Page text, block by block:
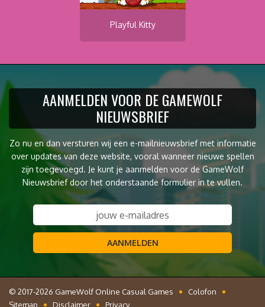
Playful Kitty
AANMELDEN VOOR DE GAMEWOLF
NIEUWSBRIEF
Zo nu en dan versturen wij een e-mailnieuwsbrief met informatie
over updates van deze website, vooral wanneer nieuwe spellen
zijn toegevoegd. Je kunt je aanmelden voor de GameWolf
Nieuwsbrief door het onderstaande formulier in te vullen.
AANMELDEN
© 2017-2026 GameWolf Online Casual Games
Colofon
Sitemap
Disclaimer Privacy